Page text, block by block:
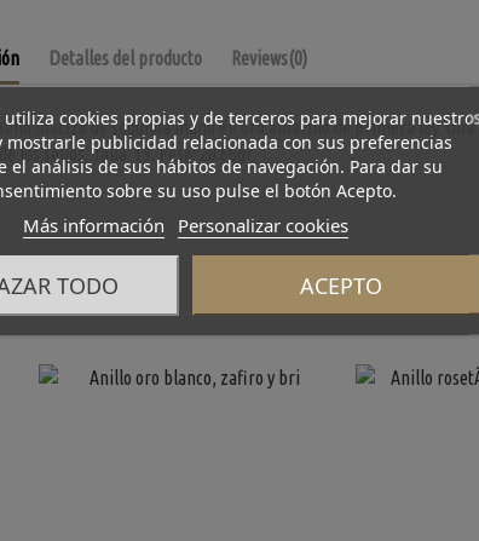
Detalles del producto Reviews(0)
macizo de segunda mano en oro amarillo de primera ley.
los sellos. Talla: 19. Peso: 20.66gr.
utiliza cookies propias y de terceros para mejorar
mostrarle publicidad relacionada con sus preferencias
el análisis de sus hábitos de navegación. Para dar su
sobre su uso pulse el botón Acepto.
Más información Personalizar cookies
TODO ACEPTO